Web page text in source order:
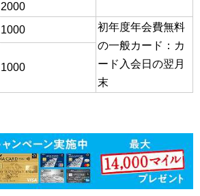
2000
1000
初年度年会費無料
の一般カード：カ
ード入会日の翌月
末
1000